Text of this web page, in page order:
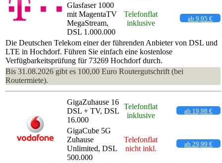
Glasfaser 1000
mit MagentaTV
MegaStream,
DSL 1.000.000
Telefonflat
inklusive
ab 9,95 €
Die Deutschen Telekom einer der führenden Anbieter von DSL und
LTE in Hochdorf. Führen Sie einfach eine kostenlose
Verfügbarkeitsprüfung für 73269 Hochdorf durch.
Bis 31.08.2026 gibt es 100,00 Euro Routergutschrift (bei
Routermiete).
GigaZuhause 16
DSL + TV, DSL
16.000
Telefonflat
inklusive
ab 19,98 €
GigaCube 5G
Zuhause
Unlimited, DSL
500.000
Telefonflat
nicht inkl.
ab 29,99 €